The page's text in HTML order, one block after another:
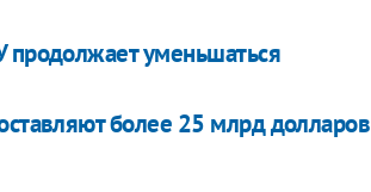
уменьшаться
более 25 млрд долларов